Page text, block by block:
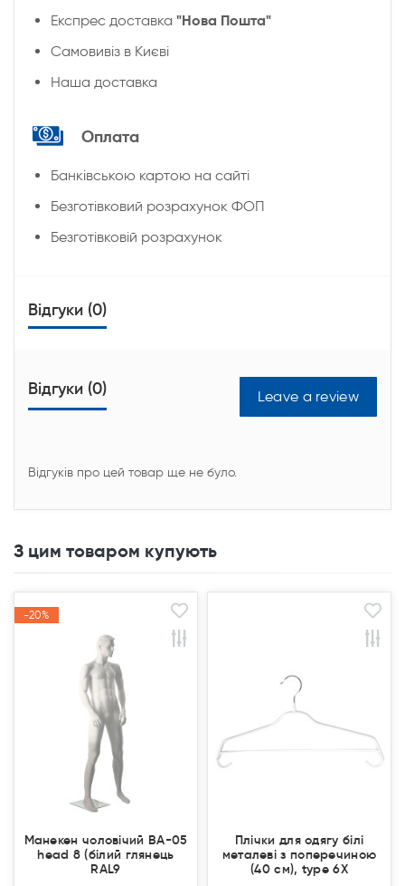
Експрес доставка "Нова Пошта"
Cамовивіз в Києві
Наша доставка
Оплата
Банківською картою на сайті
Безготівковий розрахунок ФОП
Безготівковій розрахунок
Відгуки (0)
Відгуки (0) Leave a review
Відгуків про цей товар ще не було.
З цим товаром купують
-20%
-20%
Манекен чоловічий ВА-05
head 8 (білий глянець
RAL9
Плічки для одягу білі
металеві з поперечиною
(40 см), type 6Х